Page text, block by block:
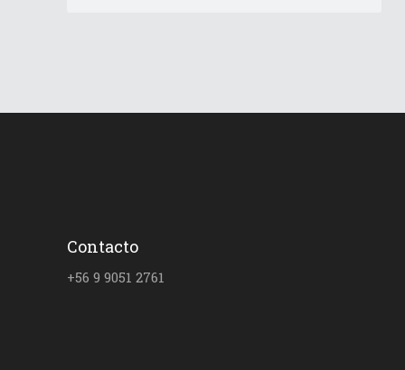
Contacto
+56 9 9051 2761